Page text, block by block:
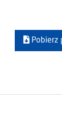
Pobierz